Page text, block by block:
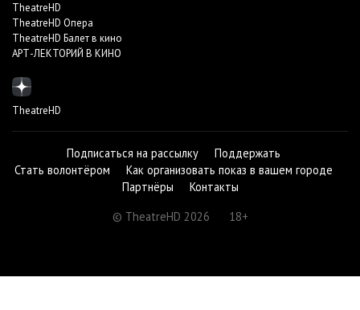
TheatreHD
TheatreHD Опера
TheatreHD Балет в кино
АРТ-ЛЕКТОРИЙ В КИНО
TheatreHD
Подписаться на рассылку
Поддержать
Стать волонтёром
Как организовать показ в вашем городе
Партнёры
Контакты
© TheatreHD 2026
18+